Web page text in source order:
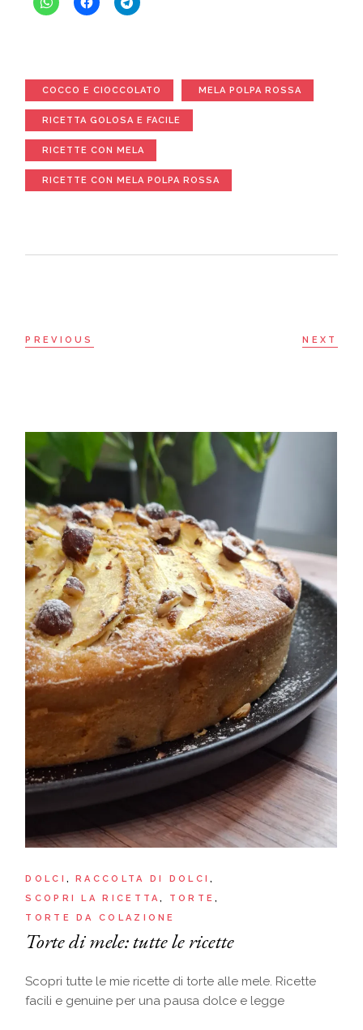
COCCO E CIOCCOLATO MELA POLPA ROSSA
RICETTA GOLOSA E FACILE
RICETTE CON MELA
RICETTE CON MELA POLPA ROSSA
PREVIOUS NEXT
DOLCI
RACCOLTA DI DOLCI
SCOPRI LA RICETTA
TORTE
TORTE DA COLAZIONE
Torte di mele: tutte le ricette
Scopri tutte le mie ricette di torte alle mele. Ricette
facili e genuine per una pausa dolce e legge